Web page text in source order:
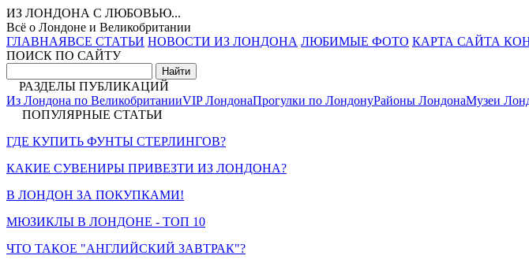
ИЗ ЛОНДОНА С ЛЮБОВЬЮ...
Всё о Лондоне и Великобритании
ГЛАВНАЯВСЕ СТАТЬИ НОВОСТИ ИЗ ЛОНДОНА ЛЮБИМЫЕ ФОТО КАРТА САЙТА
ПОИСК ПО САЙТУ
РАЗДЕЛЫ ПУБЛИКАЦИЙ
Из Лондона по ВеликобританииVIP ЛондонаПрогулки по ЛондонуРайоны ЛондонаМузеи
ПОПУЛЯРНЫЕ СТАТЬИ
ГДЕ КУПИТЬ ФУНТЫ СТЕРЛИНГОВ?
КАКИЕ СУВЕНИРЫ ПРИВЕЗТИ ИЗ ЛОНДОНА?
В ЛОНДОН ЗА ПОКУПКАМИ!
МЮЗИКЛЫ В ЛОНДОНЕ - ТОП 10
ЧТО ТАКОЕ "АНГЛИЙСКИЙ ЗАВТРАК"?